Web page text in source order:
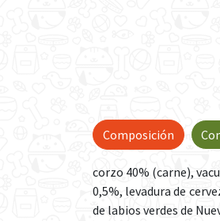
corzo 40% (carne),
0,5%, levadura de
de labios verdes de
Composición